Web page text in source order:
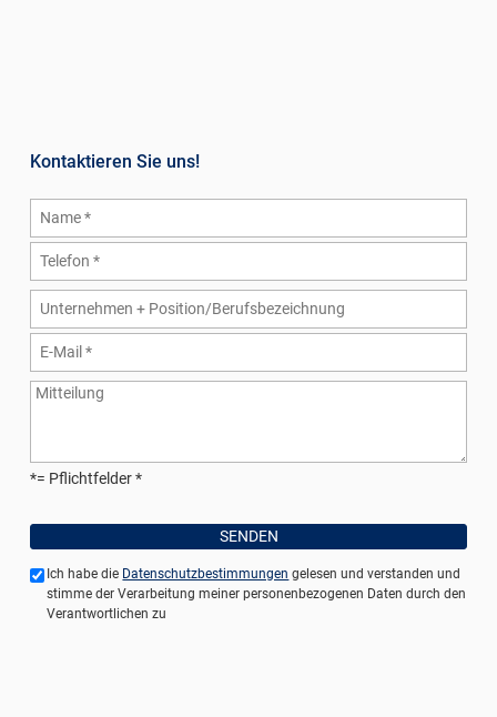
Kontaktieren Sie uns!
*= Pflichtfelder
Ich habe die Datenschutzbestimmungen gelesen und verstanden und
stimme der Verarbeitung meiner personenbezogenen Daten durch den
Verantwortlichen zu